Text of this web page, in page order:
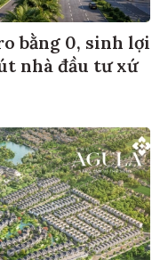
bằng 0, sinh lợi
nhà đầu tư xứ